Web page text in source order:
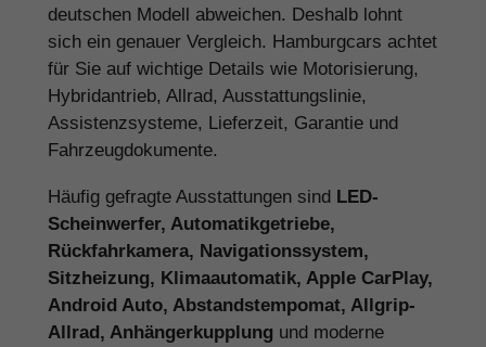
deutschen Modell abweichen. Deshalb lohnt
sich ein genauer Vergleich. Hamburgcars achtet
für Sie auf wichtige Details wie Motorisierung,
Hybridantrieb, Allrad, Ausstattungslinie,
Assistenzsysteme, Lieferzeit, Garantie und
Fahrzeugdokumente.
Häufig gefragte Ausstattungen sind LED-
Scheinwerfer, Automatikgetriebe,
Rückfahrkamera, Navigationssystem,
Sitzheizung, Klimaautomatik, Apple CarPlay,
Android Auto, Abstandstempomat, Allgrip-
Allrad, Anhängerkupplung und moderne